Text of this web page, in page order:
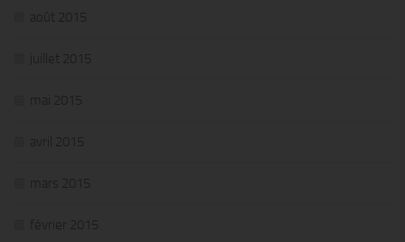
août 2015
juillet 2015
mai 2015
avril 2015
mars 2015
février 2015